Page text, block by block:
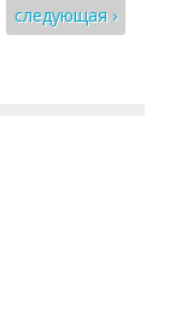
следующая ›